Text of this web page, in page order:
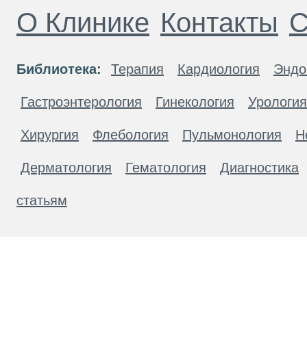
О Клинике Контакты
Библиотека: Терапия Кардиология
Гастроэнтерология Гинекология Урология
Хирургия Флебология Пульмонология
Дерматология Гематология Диагностика
статьям